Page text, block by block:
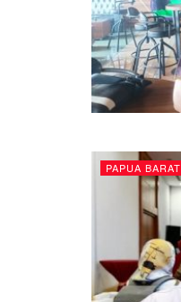
PAPUA BARAT